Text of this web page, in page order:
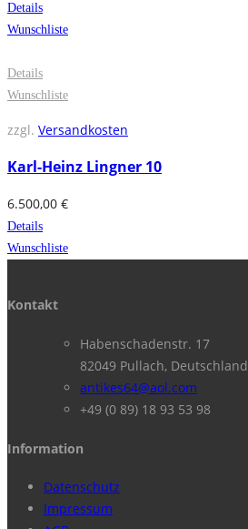
Details
Wunschliste
Details
Wunschliste
zzgl. Versandkosten
Karl-Heinz Lingner 10
6.500,00 €
Details
Wunschliste
Kontakt
Habenschadenstr. 17
82049 Pullach, Deutschland
antikes64@aol.com
+49 (0 89) 18 93 53 98
Information
Datenschutz
Impressum